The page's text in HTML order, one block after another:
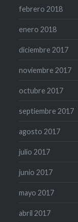
febrero 2018
enero 2018
diciembre 2017
noviembre 2017
octubre 2017
septiembre 2017
agosto 2017
julio 2017
junio 2017
mayo 2017
abril 2017